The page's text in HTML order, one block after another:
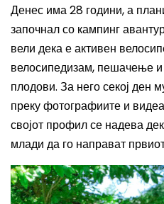
Денес има 28 години, а
започнал со кампинг
вели дека е активен
велосипедизам, пешачење
плодови. За него секој ден
преку фотографиите и
својот профил се надева
млади да го направат